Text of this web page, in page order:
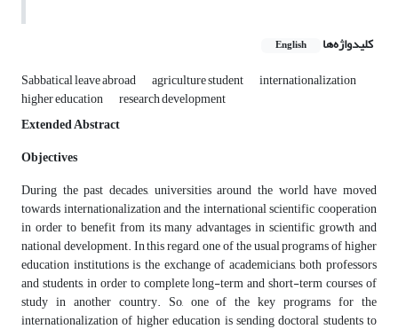
کلیدواژه‌ها English
Sabbatical leave abroad agriculture student internationalization
higher education
research development
Extended Abstract
Objectives
During the past decades, universities around the world have moved
towards internationalization and the international scientific cooperation
in order to benefit from its many advantages in scientific growth and
national development. In this regard, one of the usual programs of higher
education institutions is the exchange of academicians, both professors
and students, in order to complete long-term and short-term courses of
study in another country. So, one of the key programs for the
internationalization of higher education is sending doctoral students to